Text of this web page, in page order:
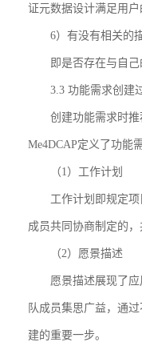
证元数据设计满足用
6）有没有相关的
即是否存在与自
3.3 功能需求创建
创建功能需求时推
Me4DCAP定义了功能
（1）工作计划
工作计划即规定
成员共同协商制定的
（2）愿景描述
愿景描述展现了
队成员集思广益，通
建的重要一步。